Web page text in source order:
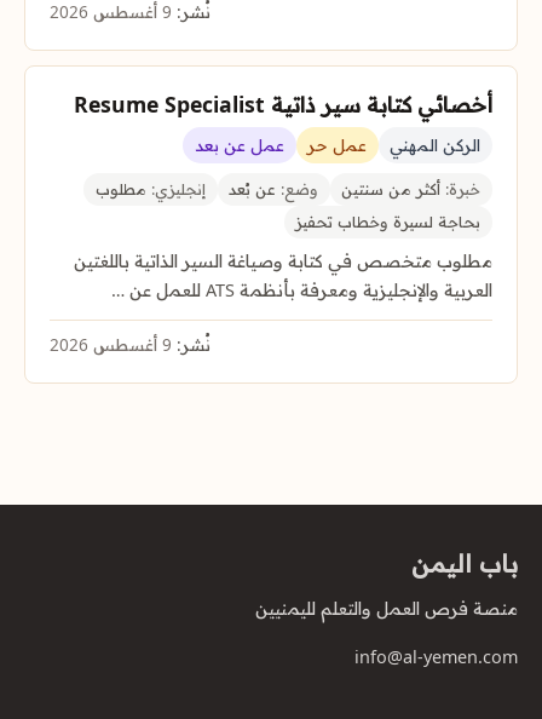
نُشر:
أخصائي كتابة سير ذاتية Resume Specialist
الركن المهني عمل حر عمل عن بعد
خبرة: أكثر من سنتين وضع: عن بُعد إنجليزي: مطلوب
بحاجة لسيرة وخطاب تحفيز
مطلوب متخصص في كتابة وصياغة السير الذاتية باللغتين
العربية والإنجليزية ومعرفة بأنظمة ATS للعمل عن …
نُشر:
باب اليمن
منصة فرص العمل والتعلم لليمنيين
info@al-yemen.com